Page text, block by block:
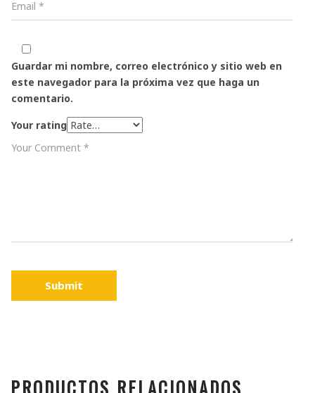
Guardar mi nombre, correo electrónico y sitio web en
este navegador para la próxima vez que haga un
comentario.
Your rating
Submit
PRODUCTOS RELACIONADOS